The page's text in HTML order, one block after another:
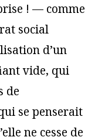
! — comme
social
d’un
vide, qui
de
se penserait
ne cesse de